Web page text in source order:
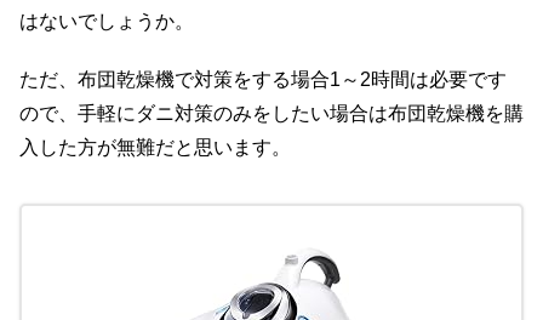
はないでしょうか。
ただ、布団乾燥機で対策をする場合1～2時間は必要です
ので、手軽にダニ対策のみをしたい場合は布団乾燥機を購
入した方が無難だと思います。